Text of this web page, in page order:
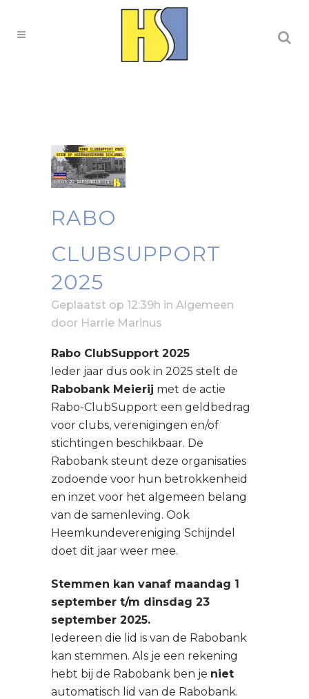
RABO
CLUBSUPPORT
2025
Geplaatst op 12:39h in Algemeen
door Harrie Marinus
Rabo ClubSupport 2025
Ieder jaar dus ook in 2025 stelt de
Rabobank Meierij met de actie
Rabo-ClubSupport een geldbedrag
voor clubs, verenigingen en/of
stichtingen beschikbaar. De
Rabobank steunt deze organisaties
zodoende voor hun betrokkenheid
en inzet voor het algemeen belang
van de samenleving. Ook
Heemkundevereniging Schijndel
doet dit jaar weer mee.
Stemmen kan vanaf maandag 1
september t/m dinsdag 23
september 2025.
Iedereen die lid is van de Rabobank
kan stemmen. Als je een rekening
hebt bij de Rabobank ben je niet
automatisch lid van de Rabobank.